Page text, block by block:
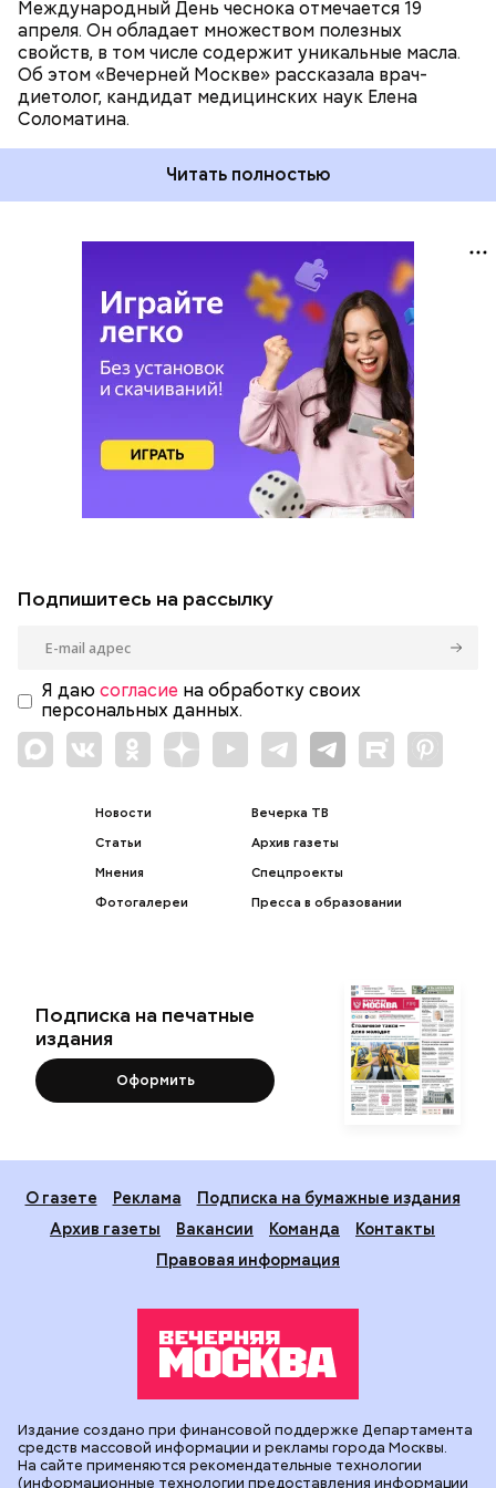
Международный День чеснока отмечается 19
апреля. Он обладает множеством полезных
свойств, в том числе содержит уникальные масла.
Об этом «Вечерней Москве» рассказала врач-
диетолог, кандидат медицинских наук Елена
Соломатина.
Читать полностью
Подпишитесь на рассылку
Я даю согласие на обработку своих
персональных данных.
Новости
Статьи
Мнения
Фотогалереи
Вечерка ТВ
Архив газеты
Спецпроекты
Пресса в образовании
Подписка на печатные
издания
Оформить
О газете Реклама
Подписка на бумажные издания
Архив газеты
Вакансии Команда
Контакты
Правовая информация
Издание создано при финансовой поддержке Департамента
средств массовой информации и рекламы города Москвы.
На сайте применяются рекомендательные технологии
(информационные технологии предоставления информации